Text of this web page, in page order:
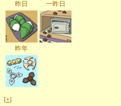
昨日 一昨日
昨年
[+]